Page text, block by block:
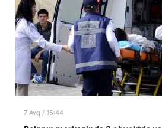
7 Avq / 15:44